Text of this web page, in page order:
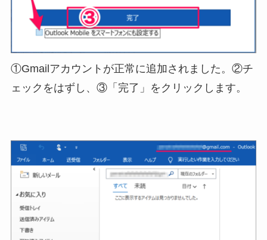
①Gmailアカウントが正常に追加されました。②チ
ェックをはずし、③「完了」をクリックします。